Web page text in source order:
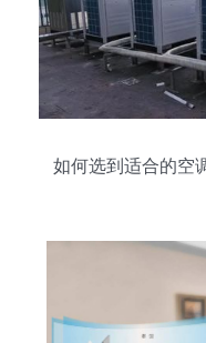
如何选到适合的空